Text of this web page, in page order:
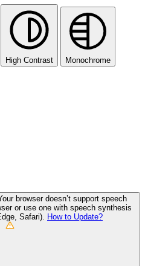
High Contrast Monochrome
browser doesn’t support speech
or use one with speech synthesis
Safari). How to Update?